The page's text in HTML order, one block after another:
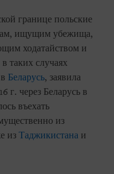
границе польские
ищущим убежища,
ходатайством и
таких случаях
Беларусь, заявила
г. через Беларусь в
въехать
из
из Таджикистана и